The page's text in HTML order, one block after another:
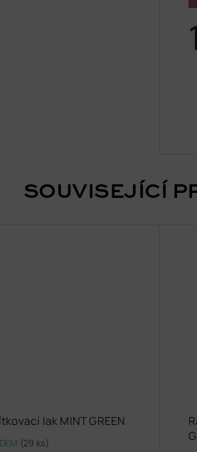
SOUVISEJÍCÍ
lak MINT GREEN
(29 ks)